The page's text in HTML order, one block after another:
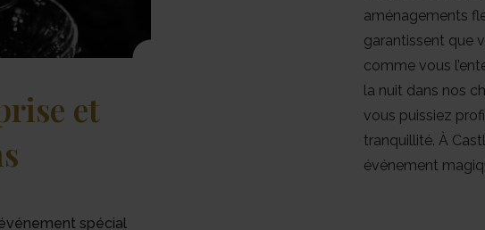
et
spécial
aménagements
garantissent que
comme vous
la nuit dans nos
vous puissiez
tranquillité. À
événement